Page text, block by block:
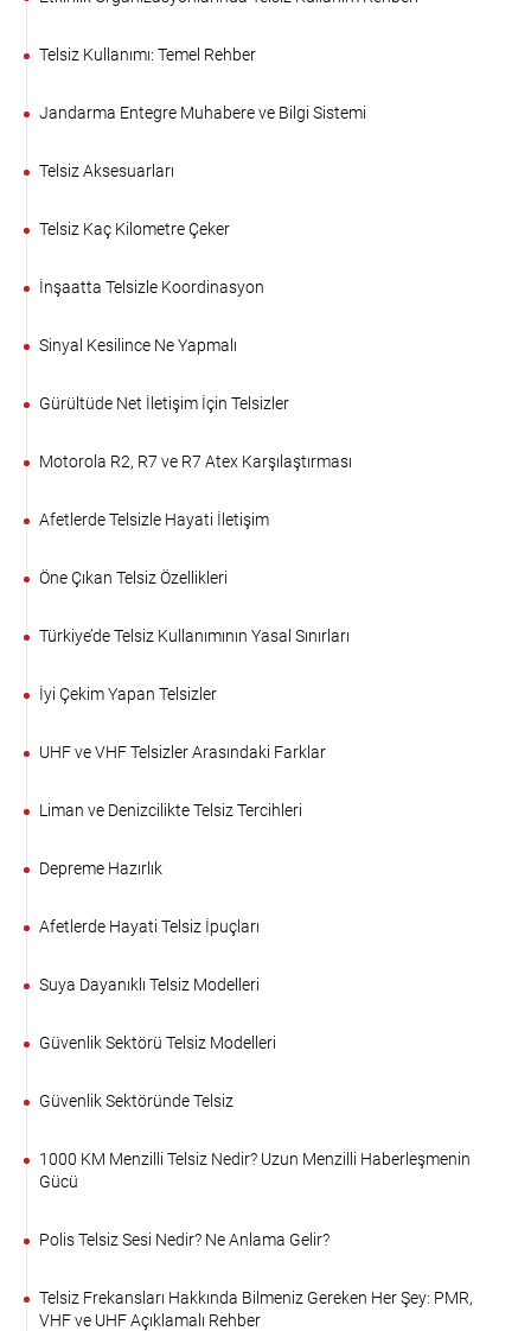
Telsiz Kullanımı: Temel Rehber
Jandarma Entegre Muhabere ve Bilgi Sistemi
Telsiz Aksesuarları
Telsiz Kaç Kilometre Çeker
İnşaatta Telsizle Koordinasyon
Sinyal Kesilince Ne Yapmalı
Gürültüde Net İletişim İçin Telsizler
Motorola R2, R7 ve R7 Atex Karşılaştırması
Afetlerde Telsizle Hayati İletişim
Öne Çıkan Telsiz Özellikleri
Türkiye’de Telsiz Kullanımının Yasal Sınırları
İyi Çekim Yapan Telsizler
UHF ve VHF Telsizler Arasındaki Farklar
Liman ve Denizcilikte Telsiz Tercihleri
Depreme Hazırlık
Afetlerde Hayati Telsiz İpuçları
Suya Dayanıklı Telsiz Modelleri
Güvenlik Sektörü Telsiz Modelleri
Güvenlik Sektöründe Telsiz
1000 KM Menzilli Telsiz Nedir? Uzun Menzilli Haberleşmenin
Gücü
Polis Telsiz Sesi Nedir? Ne Anlama Gelir?
Telsiz Frekansları Hakkında Bilmeniz Gereken Her Şey: PMR,
VHF ve UHF Açıklamalı Rehber